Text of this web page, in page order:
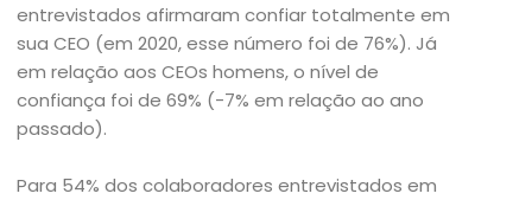
entrevistados afirmaram confiar totalmente em
sua CEO (em 2020, esse número foi de 76%). Já
em relação aos CEOs homens, o nível de
confiança foi de 69% (-7% em relação ao ano
passado).
Para 54% dos colaboradores entrevistados em